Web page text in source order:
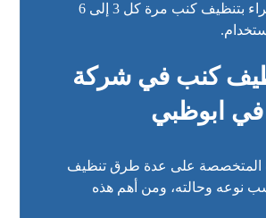
لذلك ينصح الخبراء بتنظيف كنب مرة كل 3 إلى 6
كنب في شركة
في ابوظبي
المتخصصة على عدة طرق تنظيف
نوعه وحالته، ومن أهم هذه